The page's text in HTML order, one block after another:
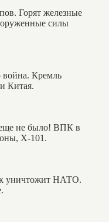
Горят железные
силы
война. Кремль
Китая.
еще не было! ВПК в
X-101.
уничтожит НАТО.